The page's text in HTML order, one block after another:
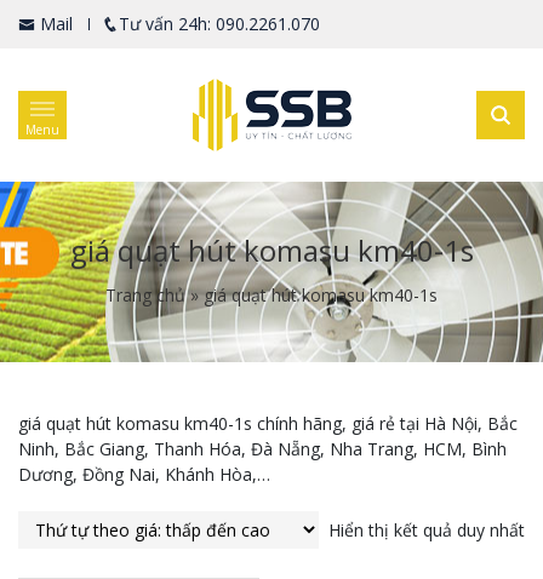
Mail Tư vấn 24h: 090.2261.070
Menu
giá quạt hút komasu km40-1s
Trang chủ» giá quạt hút komasu km40-1s
giá quạt hút komasu km40-1s chính hãng, giá rẻ tại Hà Nội, Bắc
Ninh, Bắc Giang, Thanh Hóa, Đà Nẵng, Nha Trang, HCM, Bình
Dương, Đồng Nai, Khánh Hòa,…
Hiển thị kết quả duy nhất